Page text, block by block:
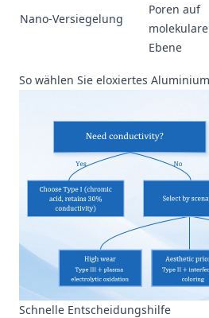
Nano-Versiegelung
Poren auf
Ebene
So wählen Sie eloxiertes
Schnelle Entscheidungshilfe